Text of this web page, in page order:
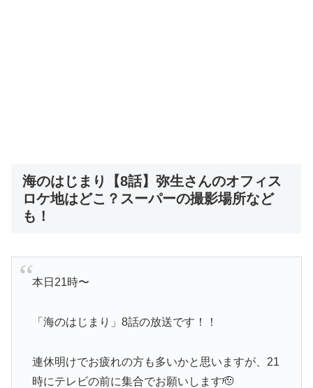
海のはじまり【8話】弥生さんのオフィス
ロケ地はどこ？スーパーの撮影場所など
も！
本日21時〜
「海のはじまり」8話の放送です！！
連休明けでお疲れの方も多いかと思いますが、21
時にテレビの前に集合でお願いします🫡